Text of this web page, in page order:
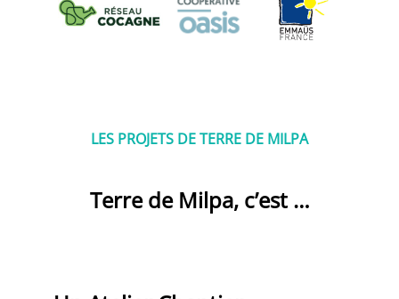
LES PROJETS DE TERRE DE MILPA
Terre de Milpa, c’est …